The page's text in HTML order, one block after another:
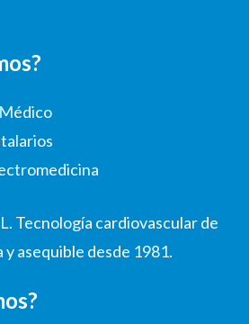
Tecnología cardiovascular de
asequible desde 1981.